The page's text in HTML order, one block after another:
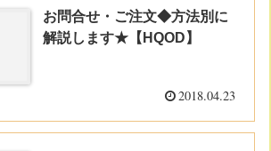
お問合せ・ご注文◆方法別に
解説します★【HQOD】
2018.04.23